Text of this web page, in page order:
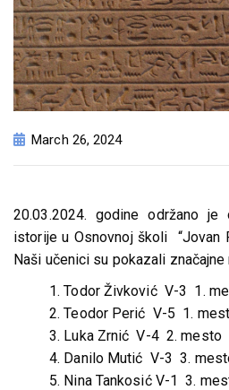
March 26, 2024
20.03.2024. godine održano
istorije u Osnovnoj školi “Jovan
Naši učenici su pokazali značajne
1. Todor Živković V-3 1.
2. Teodor Perić V-5 1.
3. Luka Zrnić V-4 2. mesto
4. Danilo Mutić V-3 3.
5. Nina Tankosić V-1 3.